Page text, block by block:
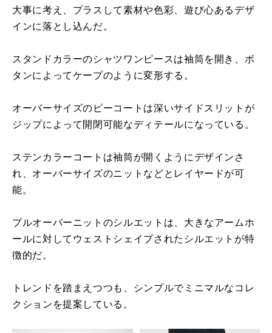
大事に考え、プラスして素材や色彩、遊び心あるデザ
インに落とし込んだ。
スタンドカラーのシャツワンピースは袖筒を開き、ボ
タンによってケープのように変形する。
オーバーサイズのピーコートは深いサイドスリットが
ジップによって開閉可能なディテールになっている。
ステンカラーコートは袖筒が開くようにデザインさ
れ、オーバーサイズのニットなどとレイヤードが可
能。
プルオーバーニットのシルエットは、大きなアームホ
ールに対してウェストシェイプされたシルエットが特
徴的だ。
トレンドを踏まえつつも、シンプルでミニマルなコレ
クションを提案している。